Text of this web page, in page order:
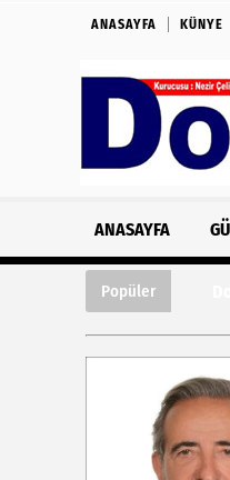
ANASAYFA KÜNYE
ANASAYFA
Popüler